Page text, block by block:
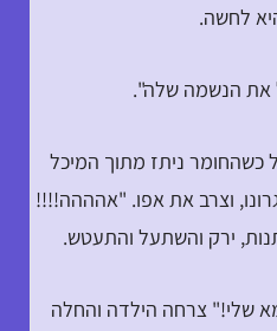
לחשה.
את הנשמה שלה".
ניתז מתוך המיכל
וצרב את אפו. "אהההה!!!!
ירק והשתעל והתעטש.
שלי!" צרחה הילדה והחלה